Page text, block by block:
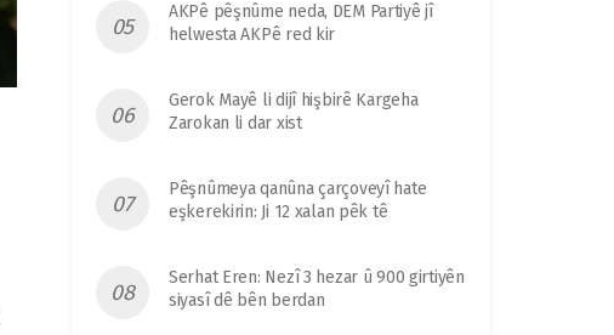
AKPê pêşnûme neda, DEM Partiyê jî
helwesta AKPê red kir
Gerok Mayê li dijî hişbirê Kargeha
Zarokan li dar xist
Pêşnûmeya qanûna çarçoveyî hate
eşkerekirin: Ji 12 xalan pêk tê
Serhat Eren: Nezî 3 hezar û 900 girtiyên
siyasî dê bên berdan